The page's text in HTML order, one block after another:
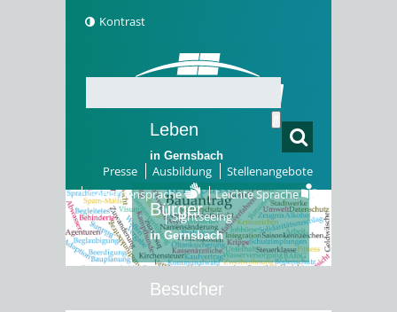
Kontrast
Presse Ausbildung
Stellenangebote
Gebärdensprache
Leichte Sprache
Sightseeing
Leben
in Gernsbach
Bürger
in Gernsbach
Besucher